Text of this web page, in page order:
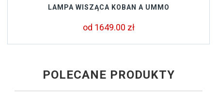
LAMPA WISZĄCA KOBAN A UMMO
od 1649.00 zł
POLECANE PRODUKTY